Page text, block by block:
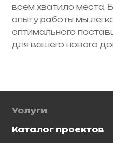
всем хватило места.
опыту работы мы
оптимального
для вашего нового
Услуги
Каталог проектов